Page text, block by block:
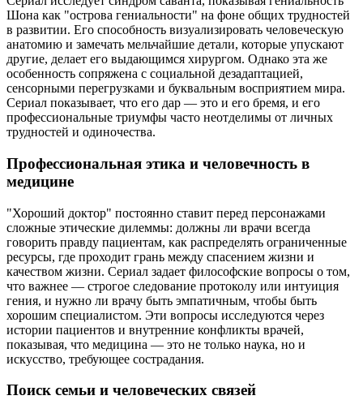
Шона как "острова гениальности" на фоне общих трудностей
в развитии. Его способность визуализировать человеческую
анатомию и замечать мельчайшие детали, которые упускают
другие, делает его выдающимся хирургом. Однако эта же
особенность сопряжена с социальной дезадаптацией,
сенсорными перегрузками и буквальным восприятием мира.
Сериал показывает, что его дар — это и его бремя, и его
профессиональные триумфы часто неотделимы от личных
трудностей и одиночества.
Профессиональная этика и человечность в
медицине
"Хороший доктор" постоянно ставит перед персонажами
сложные этические дилеммы: должны ли врачи всегда
говорить правду пациентам, как распределять ограниченные
ресурсы, где проходит грань между спасением жизни и
качеством жизни. Сериал задает философские вопросы о том,
что важнее — строгое следование протоколу или интуиция
гения, и нужно ли врачу быть эмпатичным, чтобы быть
хорошим специалистом. Эти вопросы исследуются через
истории пациентов и внутренние конфликты врачей,
показывая, что медицина — это не только наука, но и
искусство, требующее сострадания.
Поиск семьи и человеческих связей